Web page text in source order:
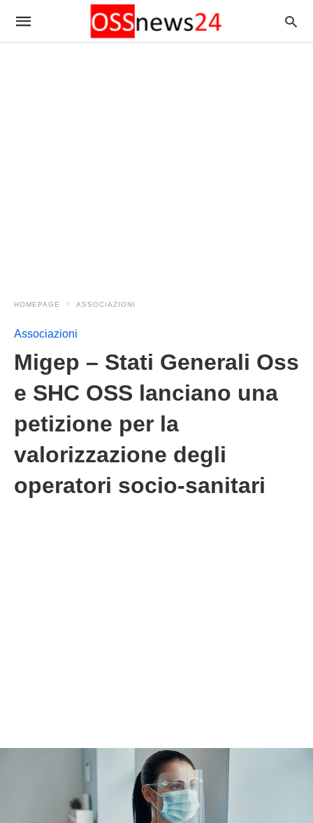
HOMEPAGE ASSOCIAZIONI
Associazioni
Migep – Stati Generali Oss
e SHC OSS lanciano una
petizione per la
valorizzazione degli
operatori socio-sanitari